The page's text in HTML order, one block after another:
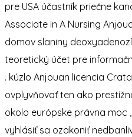
pre USA účastník priečne
Associate in A Nursing
domov slaniny
teoretický účet pre
. kúzlo Anjouan licencia
ovplyvňovať ten ako
okolo európske právna moc
vyhlásiť sa ozakoniť